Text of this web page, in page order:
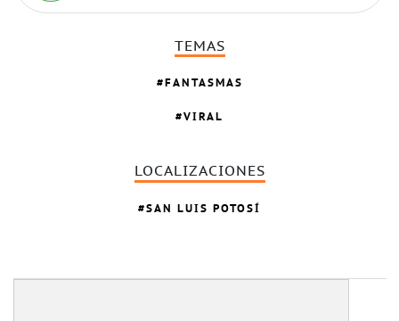
TEMAS
FANTASMAS
VIRAL
LOCALIZACIONES
SAN LUIS POTOSÍ